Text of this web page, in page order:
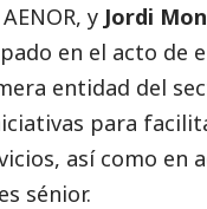
y Jordi
en el acto de
entidad del
para
así como en
sénior.